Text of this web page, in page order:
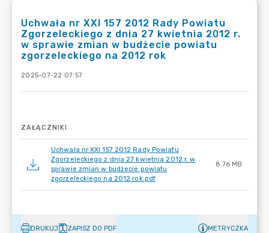
Uchwała nr XXI 157 2012 Rady Powiatu
Zgorzeleckiego z dnia 27 kwietnia 2012 r.
w sprawie zmian w budżecie powiatu
zgorzeleckiego na 2012 rok
2025-07-22 07:57
ZAŁĄCZNIKI
Uchwała nr XXI 157 2012 Rady Powiatu
Zgorzeleckiego z dnia 27 kwietnia 2012 r. w
sprawie zmian w budżecie powiatu
zgorzeleckiego na 2012 rok.pdf
8.76 MB
DRUKUJ ZAPISZ DO PDF METRYCZKA